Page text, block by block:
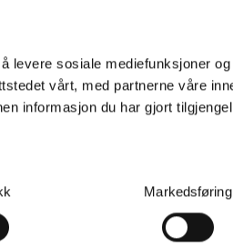
levere sosiale mediefunksjoner
vårt, med partnerne våre
informasjon du har gjort
Markedsføring
Gloss Factory Iron Killer Meguiar's Ultimate Iron Remover
329,-